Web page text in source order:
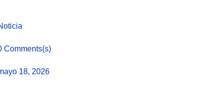
Comments(s)
18, 2026